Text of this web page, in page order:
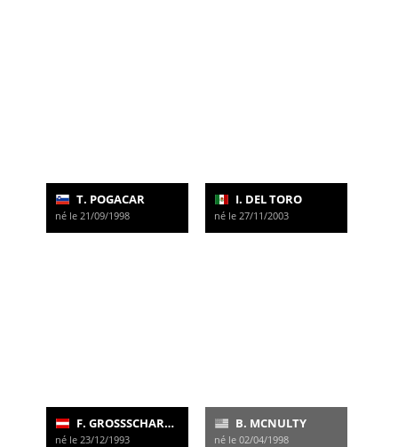
T. POGACAR
né le 21/09/1998
I. DEL TORO
né le 27/11/2003
F. GROSSSCHARTNER
né le 23/12/1993
B. MCNULTY
né le 02/04/1998